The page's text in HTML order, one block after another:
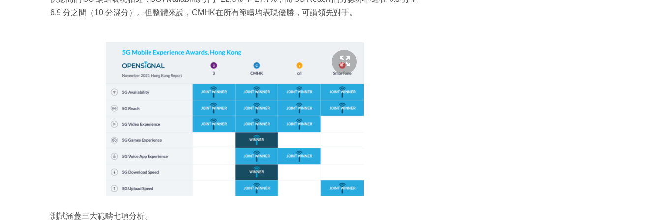
6.9 分之間（10 分滿分）。但整體來說，CMHK在所有範疇均表現優勝，可謂領先對手。
測試涵蓋三大範疇七項分析。